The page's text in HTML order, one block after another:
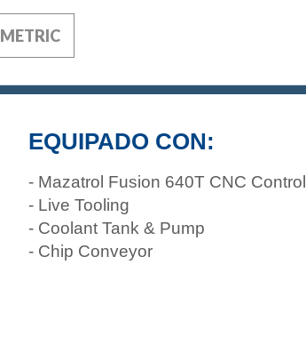
METRIC
EQUIPADO CON:
- Mazatrol Fusion 640T CNC Control
- Live Tooling
- Coolant Tank & Pump
- Chip Conveyor